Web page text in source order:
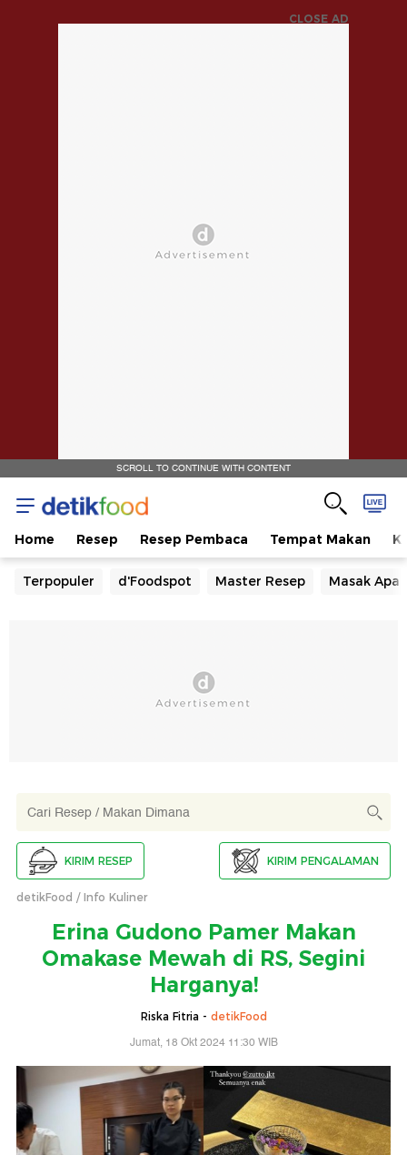
CLOSE AD
SCROLL TO CONTINUE WITH CONTENT
Home Resep Resep Pembaca Tempat Makan
Terpopuler d'Foodspot Master Resep Masak Apa
KIRIM RESEP KIRIM PENGALAMAN
detikFood Info Kuliner
Erina Gudono Pamer Makan
Omakase Mewah di RS, Segini
Harganya!
Riska Fitria - detikFood
Jumat, 18 Okt 2024 11:30 WIB